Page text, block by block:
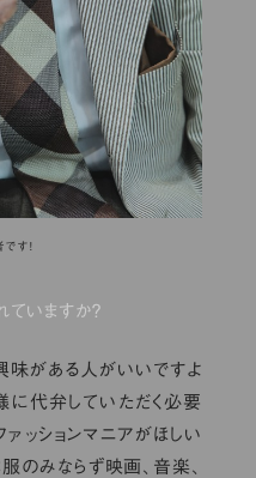
です！
ていますか？
味がある人がいいですよ
に代弁していただく必要
ァッションマニアがほしい
のみならず映画、音楽、